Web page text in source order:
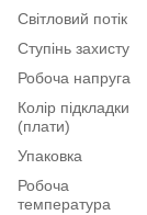
Світловий потік
Ступінь захисту
Робоча напруга
Колір підкладки
(плати)
Упаковка
Робоча
температура